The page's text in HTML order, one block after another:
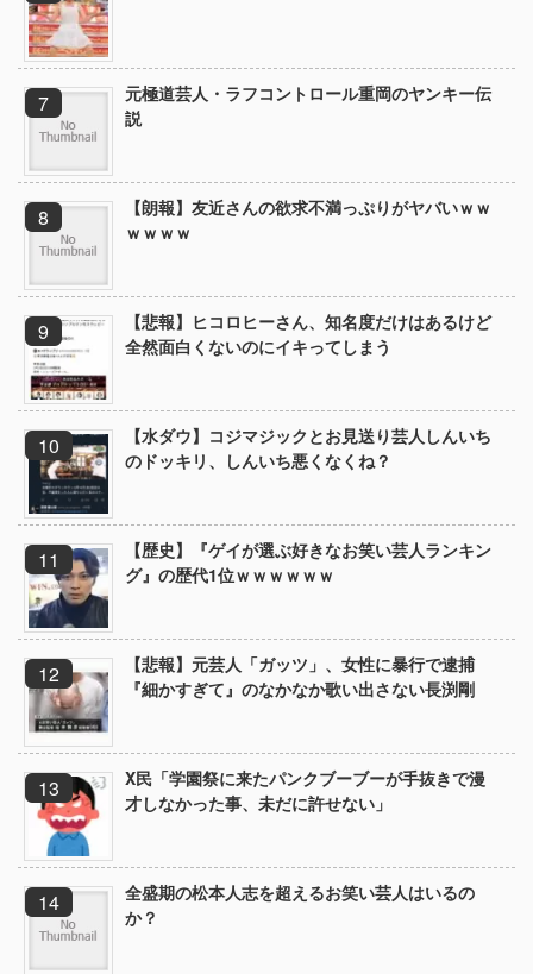
元極道芸人・ラフコントロール重岡のヤンキー伝
説
【朗報】友近さんの欲求不満っぷりがヤバいｗｗ
ｗｗｗｗ
【悲報】ヒコロヒーさん、知名度だけはあるけど
全然面白くないのにイキってしまう
【水ダウ】コジマジックとお見送り芸人しんいち
のドッキリ、しんいち悪くなくね？
【歴史】『ゲイが選ぶ好きなお笑い芸人ランキン
グ』の歴代1位ｗｗｗｗｗｗ
【悲報】元芸人「ガッツ」、女性に暴行で逮捕
『細かすぎて』のなかなか歌い出さない長渕剛
X民「学園祭に来たパンクブーブーが手抜きで漫
才しなかった事、未だに許せない」
全盛期の松本人志を超えるお笑い芸人はいるの
か？